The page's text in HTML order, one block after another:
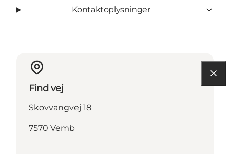
Kontaktoplysninger
Find vej
Skovvangvej 18
7570 Vemb